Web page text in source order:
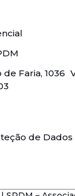
de Faria, 1036
de Dados